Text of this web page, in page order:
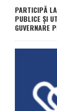
PARTICIPĂ
PUBLICE ȘI
GUVERNARE